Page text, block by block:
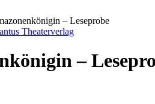
– Leseprobe
–